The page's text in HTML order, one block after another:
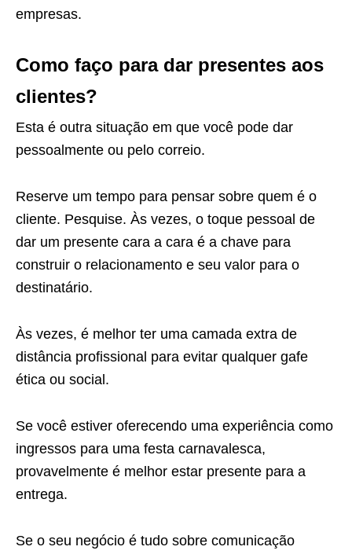
empresas.
Como faço para dar presentes aos
clientes?
Esta é outra situação em que você pode dar
pessoalmente ou pelo correio.
Reserve um tempo para pensar sobre quem é o
cliente. Pesquise. Às vezes, o toque pessoal de
dar um presente cara a cara é a chave para
construir o relacionamento e seu valor para o
destinatário.
Às vezes, é melhor ter uma camada extra de
distância profissional para evitar qualquer gafe
ética ou social.
Se você estiver oferecendo uma experiência como
ingressos para uma festa carnavalesca,
provavelmente é melhor estar presente para a
entrega.
Se o seu negócio é tudo sobre comunicação